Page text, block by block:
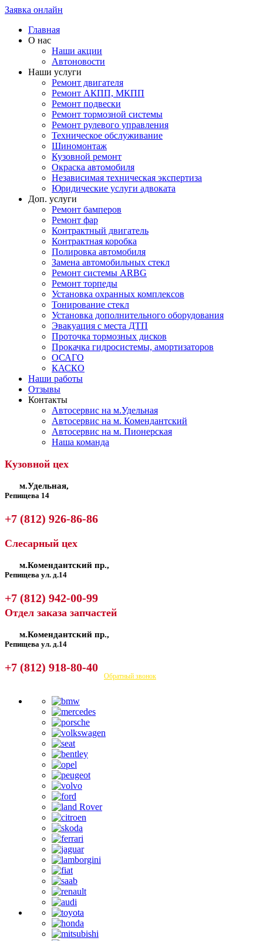
Заявка онлайн
Главная
О нас
Наши акции
Автоновости
Наши услуги
Ремонт двигателя
Ремонт АКПП, МКПП
Ремонт подвески
Ремонт тормозной системы
Ремонт рулевого управления
Техническое обслуживание
Шиномонтаж
Кузовной ремонт
Окраска автомобиля
Независимая техническая экспертиза
Юридические услуги адвоката
Доп. услуги
Ремонт бамперов
Ремонт фар
Контрактный двигатель
Контрактная коробка
Полировка автомобиля
Замена автомобильных стекл
Ремонт системы ARBG
Ремонт торпеды
Установка охранных комплексов
Тонирование стекл
Установка дополнительного оборудования
Эвакуация с места ДТП
Проточка тормозных дисков
Прокачка гидросистемы, амортизаторов
ОСАГО
КАСКО
Наши работы
Отзывы
Контакты
Автосервис на м.Удельная
Автосервис на м. Комендантский
Автосервис на м. Пионерская
Наша команда
Кузовной цех
м.Удельная,
Репищева 14
+7 (812) 926-86-86
Слесарный цех
м.Комендантский пр.,
Репищева ул. д.14
+7 (812) 942-00-99
Отдел заказа запчастей
м.Комендантский пр.,
Репищева ул. д.14
+7 (812) 918-80-40
Посмотреть на карте Обратный звонок